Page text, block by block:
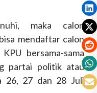
maka calon
mendaftar calon
bersama-sama
partai politik atau
26, 27 dan 28 Juli